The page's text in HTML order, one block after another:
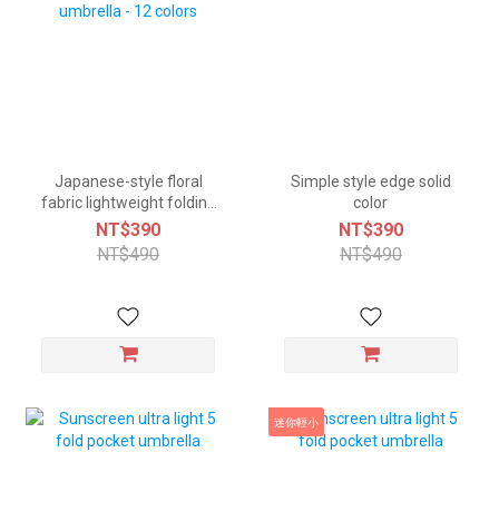
Japanese-style floral
fabric lightweight folding
umbrella - 12 colors
NT$390
NT$490
Simple style edge solid
color
NT$390
NT$490
迷你輕小